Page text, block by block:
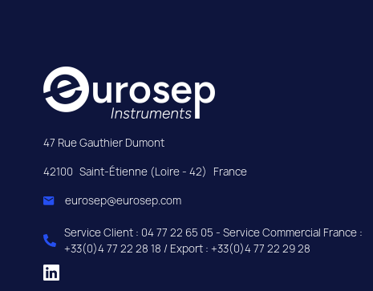
47 Rue Gauthier Dumont
42100 Saint-Étienne (Loire - 42)
France
eurosep@eurosep.com
Service Client : 04 77 22 65 05 - Service Commercial France :
+33(0)4 77 22 28 18 / Export : +33(0)4 77 22 29 28